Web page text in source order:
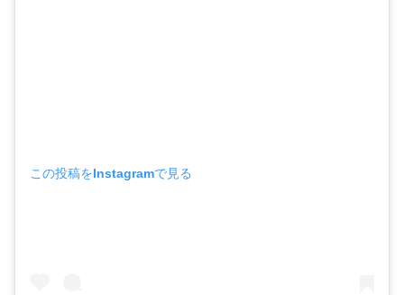
この投稿をInstagramで見る